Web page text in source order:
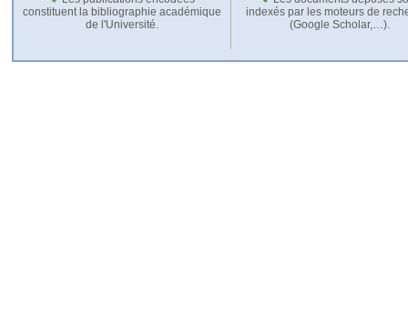
constituent la bibliographie académique
de l'Université.
indexés par les moteurs de
(Google Scholar,…).